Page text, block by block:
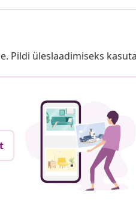
Pildi üleslaadimiseks